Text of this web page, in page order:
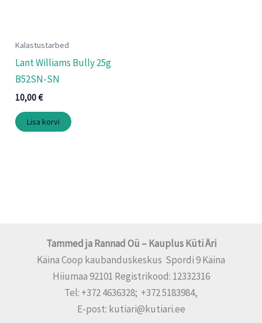
Kalastustarbed
Lant Williams Bully 25g
B52SN-SN
10,00€
Lisa korvi
Tammed ja Rannad Oü – Kauplus Küti Äri
Käina Coop kaubanduskeskus Spordi 9 Käina
Hiiumaa 92101 Registrikood: 12332316
Tel: +372 4636328; +372 5183984,
E-post: kutiari@kutiari.ee